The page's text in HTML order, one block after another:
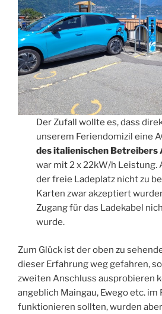
Der Zufall wollte es, dass
unserem Feriendomizil eine
des italienischen Betreibers
war mit 2 x 22kW/h Leistung.
der freie Ladeplatz nicht zu
Karten zwar akzeptiert
Zugang für das Ladekabel
wurde.
Zum Glück ist der oben zu
dieser Erfahrung weg gefahren,
zweiten Anschluss ausprobieren
angeblich Maingau, Ewego etc. im
funktionieren sollten, wurden